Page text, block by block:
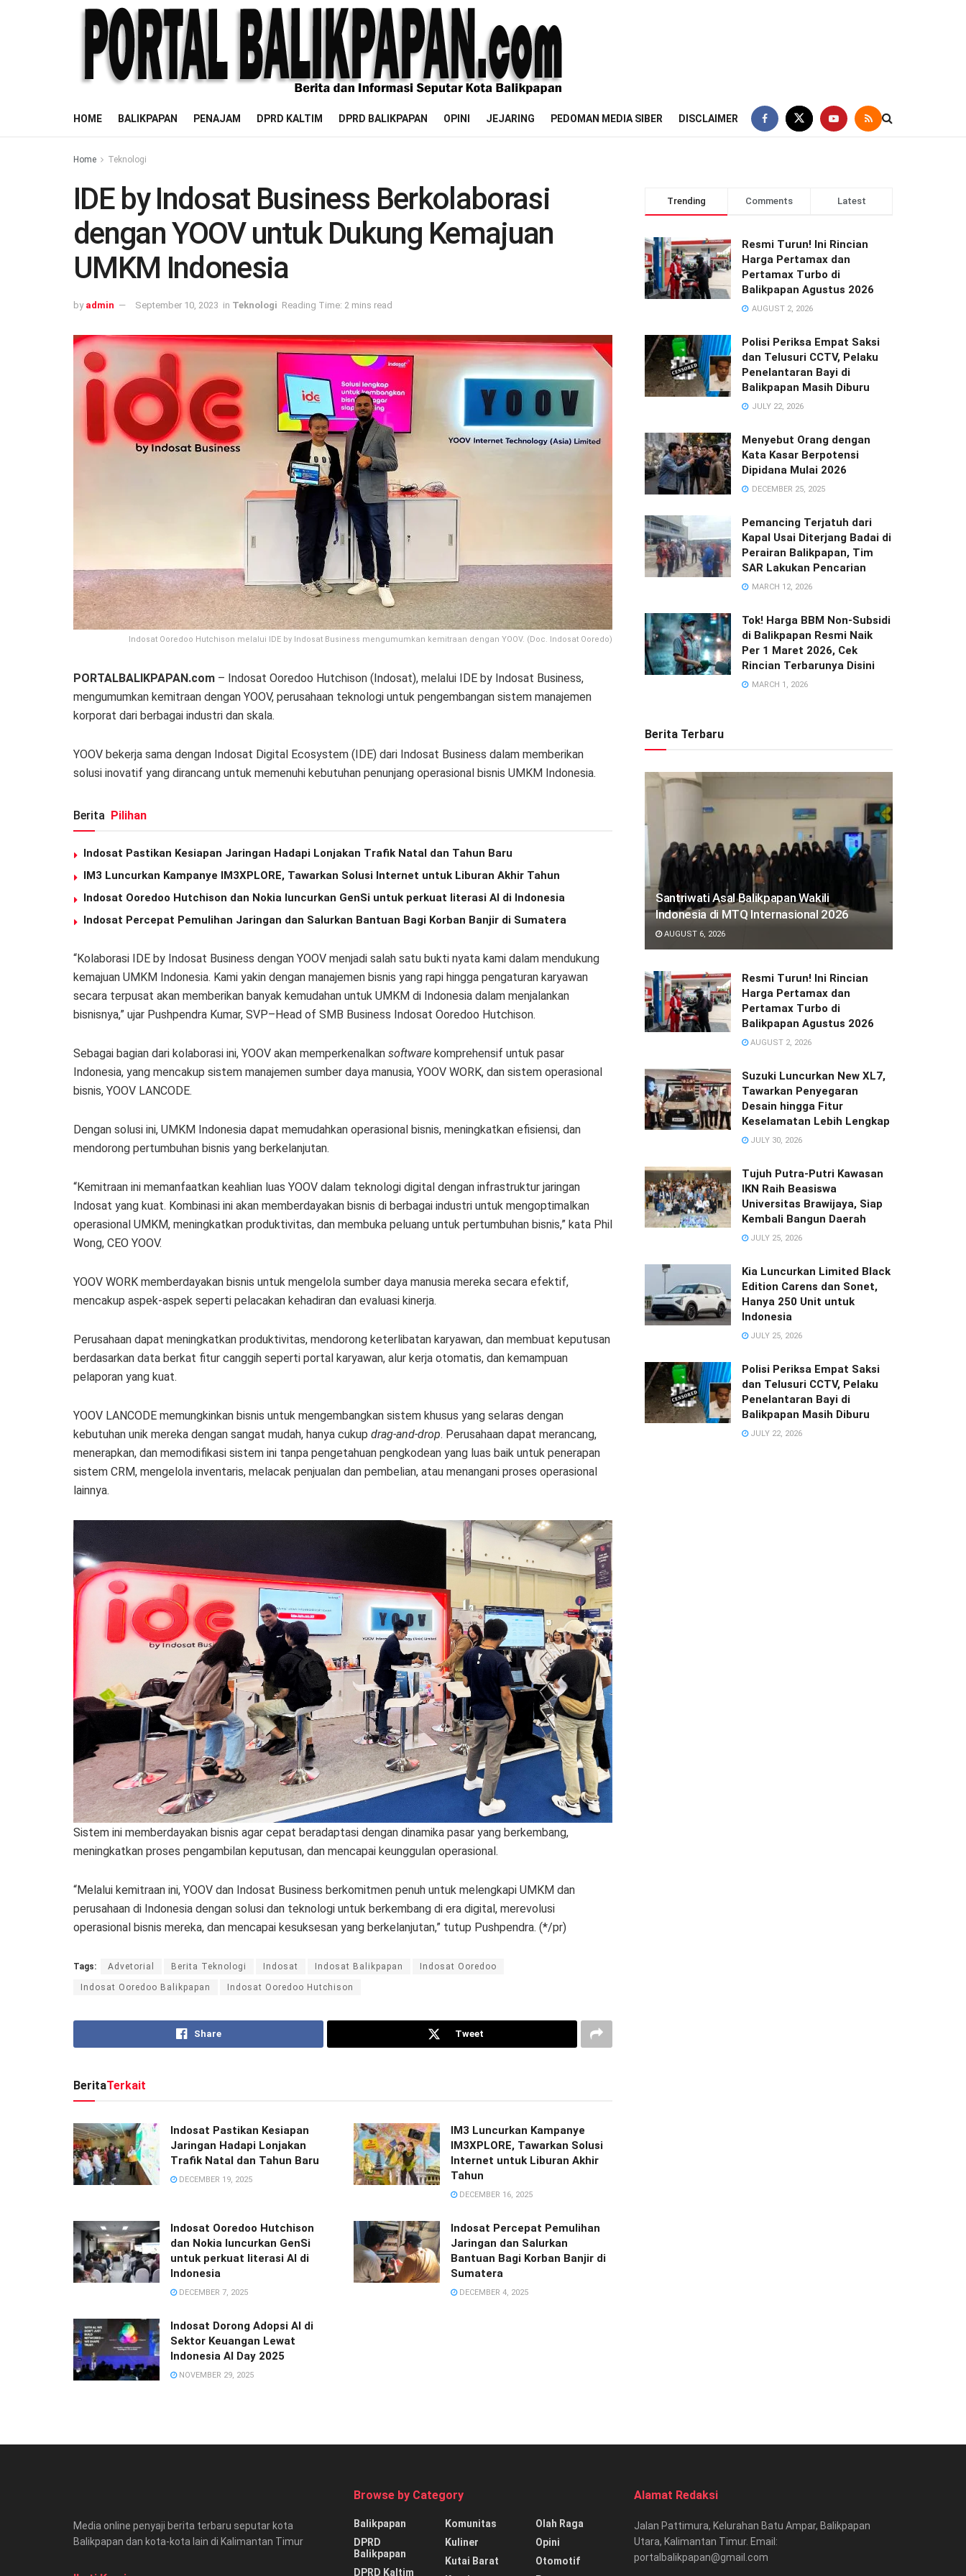
HOME BALIKPAPAN PENAJAM DPRD KALTIM DPRD BALIKPAPAN OPINI JEJARING PEDOMAN MEDIA SIBER DISCLAIMER
Home Teknologi
IDE by Indosat Business Berkolaborasi
dengan YOOV untuk Dukung Kemajuan
UMKM Indonesia
by admin September 10, 2023 in Teknologi Reading Time: 2 mins read
Indosat Ooredoo Hutchison melalui IDE by Indosat Business mengumumkan kemitraan dengan YOOV. (Doc. Indosat Ooredo)
PORTALBALIKPAPAN.com – Indosat Ooredoo Hutchison (Indosat), melalui IDE by Indosat Business,
mengumumkan kemitraan dengan YOOV, perusahaan teknologi untuk pengembangan sistem manajemen
korporat dari berbagai industri dan skala.
YOOV bekerja sama dengan Indosat Digital Ecosystem (IDE) dari Indosat Business dalam memberikan
solusi inovatif yang dirancang untuk memenuhi kebutuhan penunjang operasional bisnis UMKM Indonesia.
Berita Pilihan
Indosat Pastikan Kesiapan Jaringan Hadapi Lonjakan Trafik Natal dan Tahun Baru
IM3 Luncurkan Kampanye IM3XPLORE, Tawarkan Solusi Internet untuk Liburan Akhir Tahun
Indosat Ooredoo Hutchison dan Nokia luncurkan GenSi untuk perkuat literasi AI di Indonesia
Indosat Percepat Pemulihan Jaringan dan Salurkan Bantuan Bagi Korban Banjir di Sumatera
“Kolaborasi IDE by Indosat Business dengan YOOV menjadi salah satu bukti nyata kami dalam mendukung
kemajuan UMKM Indonesia. Kami yakin dengan manajemen bisnis yang rapi hingga pengaturan karyawan
secara terpusat akan memberikan banyak kemudahan untuk UMKM di Indonesia dalam menjalankan
bisnisnya,” ujar Pushpendra Kumar, SVP–Head of SMB Business Indosat Ooredoo Hutchison.
Sebagai bagian dari kolaborasi ini, YOOV akan memperkenalkan software komprehensif untuk pasar
Indonesia, yang mencakup sistem manajemen sumber daya manusia, YOOV WORK, dan sistem operasional
bisnis, YOOV LANCODE.
Dengan solusi ini, UMKM Indonesia dapat memudahkan operasional bisnis, meningkatkan efisiensi, dan
mendorong pertumbuhan bisnis yang berkelanjutan.
“Kemitraan ini memanfaatkan keahlian luas YOOV dalam teknologi digital dengan infrastruktur jaringan
Indosat yang kuat. Kombinasi ini akan memberdayakan bisnis di berbagai industri untuk mengoptimalkan
operasional UMKM, meningkatkan produktivitas, dan membuka peluang untuk pertumbuhan bisnis,” kata Phil
Wong, CEO YOOV.
YOOV WORK memberdayakan bisnis untuk mengelola sumber daya manusia mereka secara efektif,
mencakup aspek-aspek seperti pelacakan kehadiran dan evaluasi kinerja.
Perusahaan dapat meningkatkan produktivitas, mendorong keterlibatan karyawan, dan membuat keputusan
berdasarkan data berkat fitur canggih seperti portal karyawan, alur kerja otomatis, dan kemampuan
pelaporan yang kuat.
YOOV LANCODE memungkinkan bisnis untuk mengembangkan sistem khusus yang selaras dengan
kebutuhan unik mereka dengan sangat mudah, hanya cukup drag-and-drop. Perusahaan dapat merancang,
menerapkan, dan memodifikasi sistem ini tanpa pengetahuan pengkodean yang luas baik untuk penerapan
sistem CRM, mengelola inventaris, melacak penjualan dan pembelian, atau menangani proses operasional
lainnya.
Sistem ini memberdayakan bisnis agar cepat beradaptasi dengan dinamika pasar yang berkembang,
meningkatkan proses pengambilan keputusan, dan mencapai keunggulan operasional.
“Melalui kemitraan ini, YOOV dan Indosat Business berkomitmen penuh untuk melengkapi UMKM dan
perusahaan di Indonesia dengan solusi dan teknologi untuk berkembang di era digital, merevolusi
operasional bisnis mereka, dan mencapai kesuksesan yang berkelanjutan,” tutup Pushpendra. (*/pr)
Tags: Advetorial Berita Teknologi Indosat Indosat Balikpapan Indosat Ooredoo
Indosat Ooredoo Balikpapan Indosat Ooredoo Hutchison
Share Tweet
BeritaTerkait
Indosat Pastikan Kesiapan
Jaringan Hadapi Lonjakan
Trafik Natal dan Tahun Baru
DECEMBER 19, 2025
IM3 Luncurkan Kampanye
IM3XPLORE, Tawarkan Solusi
Internet untuk Liburan Akhir
Tahun
DECEMBER 16, 2025
Indosat Ooredoo Hutchison
dan Nokia luncurkan GenSi
untuk perkuat literasi AI di
Indonesia
DECEMBER 7, 2025
Indosat Percepat Pemulihan
Jaringan dan Salurkan
Bantuan Bagi Korban Banjir di
Sumatera
DECEMBER 4, 2025
Indosat Dorong Adopsi AI di
Sektor Keuangan Lewat
Indonesia AI Day 2025
NOVEMBER 29, 2025
Trending Comments Latest
Resmi Turun! Ini Rincian
Harga Pertamax dan
Pertamax Turbo di
Balikpapan Agustus 2026
AUGUST 2, 2026
Polisi Periksa Empat Saksi
dan Telusuri CCTV, Pelaku
Penelantaran Bayi di
Balikpapan Masih Diburu
JULY 22, 2026
Menyebut Orang dengan
Kata Kasar Berpotensi
Dipidana Mulai 2026
DECEMBER 25, 2025
Pemancing Terjatuh dari
Kapal Usai Diterjang Badai di
Perairan Balikpapan, Tim
SAR Lakukan Pencarian
MARCH 12, 2026
Tok! Harga BBM Non-Subsidi
di Balikpapan Resmi Naik
Per 1 Maret 2026, Cek
Rincian Terbarunya Disini
MARCH 1, 2026
Berita Terbaru
Santriwati Asal Balikpapan Wakili
Indonesia di MTQ Internasional 2026
AUGUST 6, 2026
Resmi Turun! Ini Rincian
Harga Pertamax dan
Pertamax Turbo di
Balikpapan Agustus 2026
AUGUST 2, 2026
Suzuki Luncurkan New XL7,
Tawarkan Penyegaran
Desain hingga Fitur
Keselamatan Lebih Lengkap
JULY 30, 2026
Tujuh Putra-Putri Kawasan
IKN Raih Beasiswa
Universitas Brawijaya, Siap
Kembali Bangun Daerah
JULY 25, 2026
Kia Luncurkan Limited Black
Edition Carens dan Sonet,
Hanya 250 Unit untuk
Indonesia
JULY 25, 2026
Polisi Periksa Empat Saksi
dan Telusuri CCTV, Pelaku
Penelantaran Bayi di
Balikpapan Masih Diburu
JULY 22, 2026
Media online penyaji berita terbaru seputar kota
Balikpapan dan kota-kota lain di Kalimantan Timur
Browse by Category
Balikpapan
DPRD
Balikpapan
DPRD Kaltim
Komunitas
Kuliner
Kutai Barat
Olah Raga
Opini
Otomotif
Alamat Redaksi
Jalan Pattimura, Kelurahan Batu Ampar, Balikpapan
Utara, Kalimantan Timur. Email:
portalbalikpapan@gmail.com